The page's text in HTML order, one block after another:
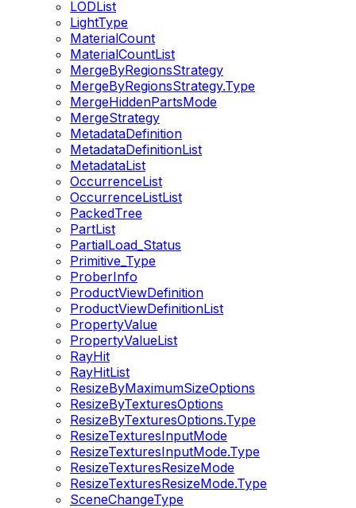
LODList
LightType
MaterialCount
MaterialCountList
MergeByRegionsStrategy
MergeByRegionsStrategy.Type
MergeHiddenPartsMode
MergeStrategy
MetadataDefinition
MetadataDefinitionList
MetadataList
OccurrenceList
OccurrenceListList
PackedTree
PartList
PartialLoad_Status
Primitive_Type
ProberInfo
ProductViewDefinition
ProductViewDefinitionList
PropertyValue
PropertyValueList
RayHit
RayHitList
ResizeByMaximumSizeOptions
ResizeByTexturesOptions
ResizeByTexturesOptions.Type
ResizeTexturesInputMode
ResizeTexturesInputMode.Type
ResizeTexturesResizeMode
ResizeTexturesResizeMode.Type
SceneChangeType